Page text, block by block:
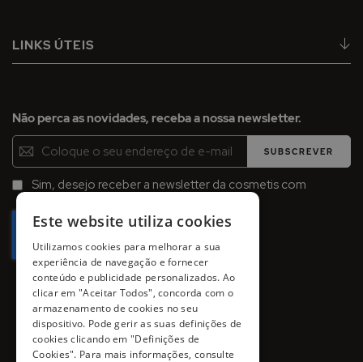
LINKS ÚTEIS
Não perca as novidades, receba a nossa newsletter.
Inscreva-
se
na
Newsletter:
SUBSCREVER
Sim, desejo receber a newsletter da cosmetis com
Este website utiliza cookies
Utilizamos cookies para melhorar a sua
experiência de navegação e fornecer
conteúdo e publicidade personalizados. Ao
clicar em "Aceitar Todos", concorda com o
armazenamento de cookies no seu
dispositivo. Pode gerir as suas definições de
cookies clicando em "Definições de
Cookies". Para mais informações, consulte